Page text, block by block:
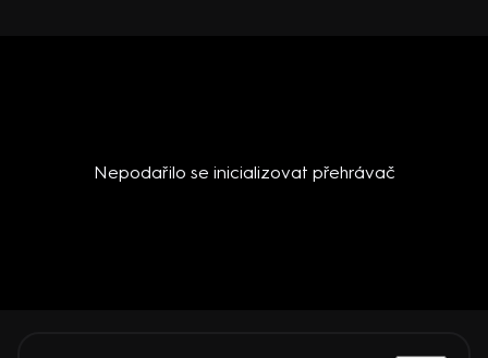
Nepodařilo se inicializovat přehrávač